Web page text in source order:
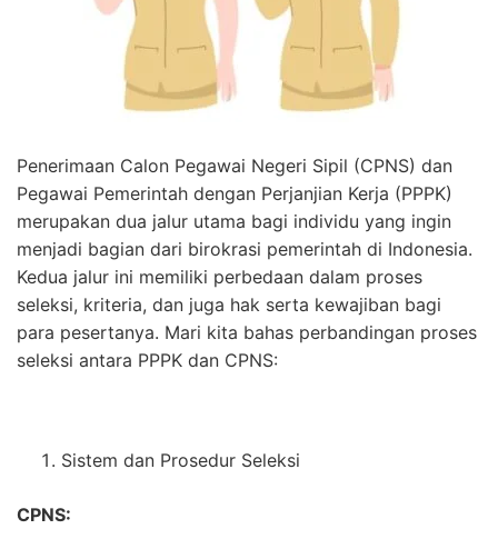
Penerimaan Calon Pegawai Negeri Sipil (CPNS) dan
Pegawai Pemerintah dengan Perjanjian Kerja (PPPK)
merupakan dua jalur utama bagi individu yang ingin
menjadi bagian dari birokrasi pemerintah di Indonesia.
Kedua jalur ini memiliki perbedaan dalam proses
seleksi, kriteria, dan juga hak serta kewajiban bagi
para pesertanya. Mari kita bahas perbandingan proses
seleksi antara PPPK dan CPNS:
Sistem dan Prosedur Seleksi
CPNS: